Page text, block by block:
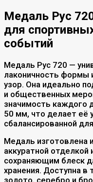
Медаль Рус
для
событий
Медаль Рус 720 —
лаконичность формы
узор. Она идеально
и общественных
значимость каждого
50 мм, что делает её
сбалансированной
Медаль изготовлена
аккуратной
сохраняющим блеск
хранения. Доступна в
золото, серебро и